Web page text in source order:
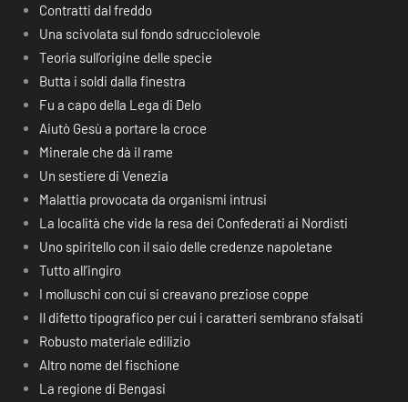
Contratti dal freddo
Una scivolata sul fondo sdrucciolevole
Teoria sull’origine delle specie
Butta i soldi dalla finestra
Fu a capo della Lega di Delo
Aiutò Gesù a portare la croce
Minerale che dà il rame
Un sestiere di Venezia
Malattia provocata da organismi intrusi
La località che vide la resa dei Confederati ai Nordisti
Uno spiritello con il saio delle credenze napoletane
Tutto all’ingiro
I molluschi con cui si creavano preziose coppe
Il difetto tipografico per cui i caratteri sembrano sfalsati
Robusto materiale edilizio
Altro nome del fischione
La regione di Bengasi